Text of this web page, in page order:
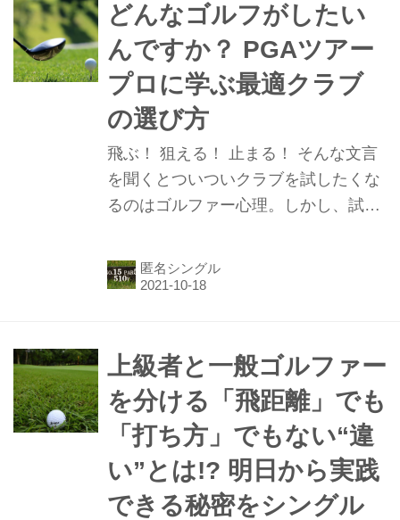
どんなゴルフがしたい
んですか？ PGAツアー
プロに学ぶ最適クラブ
の選び方
飛ぶ！ 狙える！ 止まる！ そんな文言
を聞くとついついクラブを試したくな
るのはゴルファー心理。しかし、試打
して……と揃えたはずの14本が、どう
も機能していない……なんてことがま
匿名シングル
上級者と一般ゴルファー
を分ける「飛距離」でも
「打ち方」でもない“違
い”とは!? 明日から実践
できる秘密をシングル